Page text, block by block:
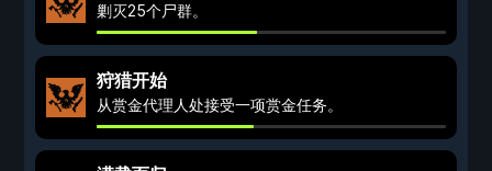
剿灭25个尸群。
狩猎开始
从赏金代理人处接受一项赏金任务。